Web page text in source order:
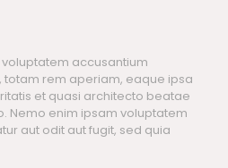
accusantium
rem aperiam, eaque ipsa
et quasi architecto beatae
Nemo enim ipsam voluptatem
aut odit aut fugit, sed quia